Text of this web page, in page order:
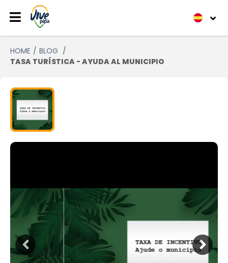
HOME
BLOG
TASA TURÍSTICA - AYUDA AL MUNICIPIO